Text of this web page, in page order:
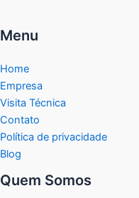
Menu
Home
Empresa
Visita Técnica
Contato
Política de privacidade
Blog
Quem Somos